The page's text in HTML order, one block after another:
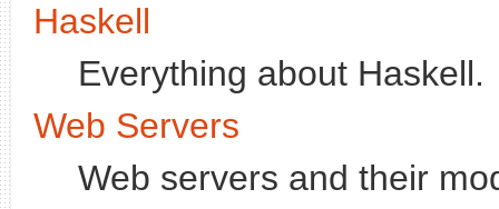
Haskell
Everything about Haskell.
Web Servers
Web servers and their